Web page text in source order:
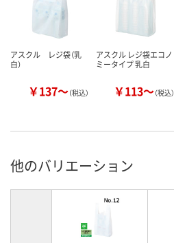
アスクル レジ袋（乳
白）
￥137～（税込）
アスクル レジ袋エコノ
ミータイプ 乳白
￥113～（税込）
他のバリエーション